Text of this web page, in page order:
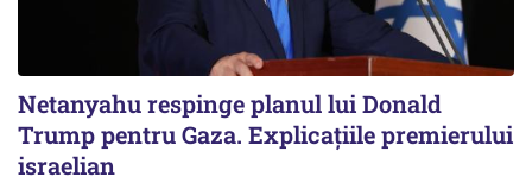
Netanyahu respinge planul lui Donald
Trump pentru Gaza. Explicațiile premierului
israelian